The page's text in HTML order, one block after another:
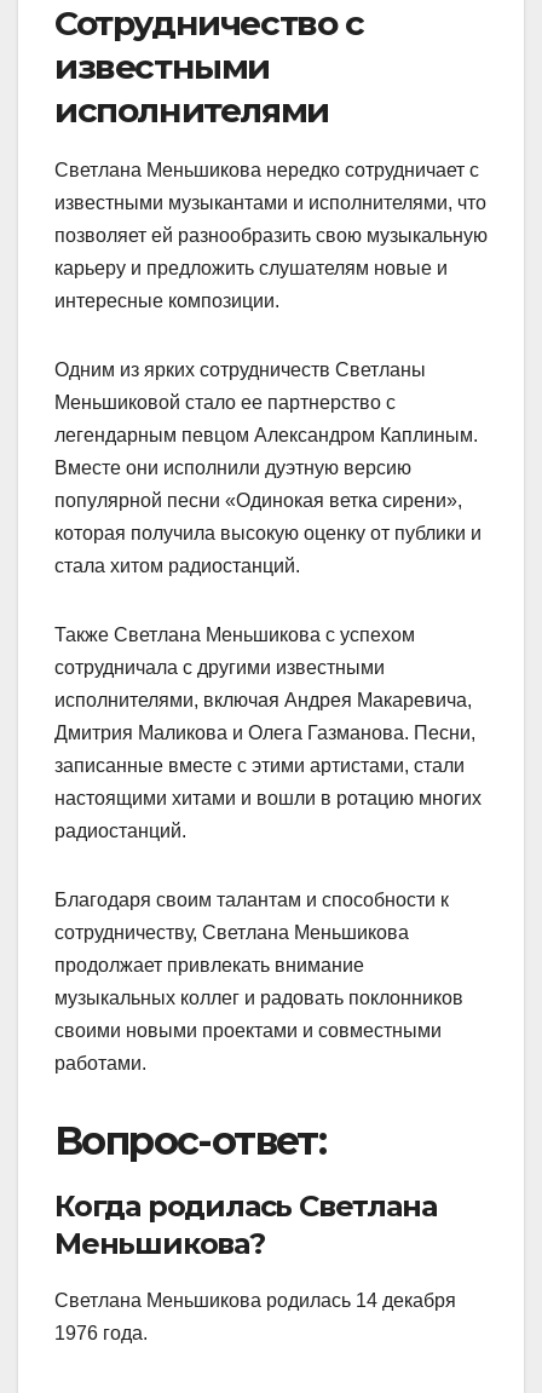
Сотрудничество с
известными
исполнителями
Светлана Меньшикова нередко сотрудничает с
известными музыкантами и исполнителями, что
позволяет ей разнообразить свою музыкальную
карьеру и предложить слушателям новые и
интересные композиции.
Одним из ярких сотрудничеств Светланы
Меньшиковой стало ее партнерство с
легендарным певцом Александром Каплиным.
Вместе они исполнили дуэтную версию
популярной песни «Одинокая ветка сирени»,
которая получила высокую оценку от публики и
стала хитом радиостанций.
Также Светлана Меньшикова с успехом
сотрудничала с другими известными
исполнителями, включая Андрея Макаревича,
Дмитрия Маликова и Олега Газманова. Песни,
записанные вместе с этими артистами, стали
настоящими хитами и вошли в ротацию многих
радиостанций.
Благодаря своим талантам и способности к
сотрудничеству, Светлана Меньшикова
продолжает привлекать внимание
музыкальных коллег и радовать поклонников
своими новыми проектами и совместными
работами.
Вопрос-ответ:
Когда родилась Светлана
Меньшикова?
Светлана Меньшикова родилась 14 декабря
1976 года.